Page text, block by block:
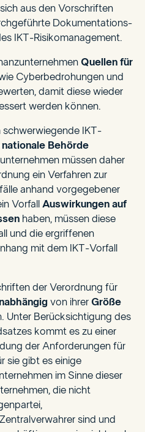
aus den Vorschriften
Dokumentations-
IKT-Risikomanagement.
Quellen für
Cyberbedrohungen und
damit diese wieder
werden können.
schwerwiegende IKT-
nationale Behörde
müssen daher
ein Verfahren zur
anhand vorgegebener
Vorfall Auswirkungen auf
haben, müssen diese
und die ergriffenen
mit dem IKT-Vorfall
der Verordnung für
von ihrer Größe
Unter Berücksichtigung des
kommt es zu einer
der Anforderungen für
sie gibt es einige
im Sinne dieser
die nicht
sind und